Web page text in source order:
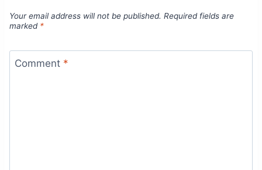
Your email address will not be published. Required fields are
marked *
Comment *